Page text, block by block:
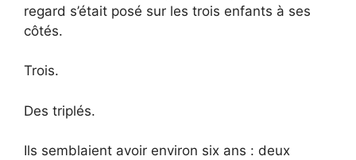
regard s’était posé sur les trois enfants à ses
côtés.
Trois.
Des triplés.
Ils semblaient avoir environ six ans : deux